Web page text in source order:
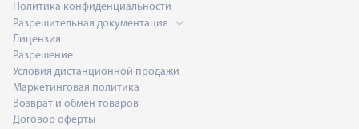
Политика конфиденциальности
Разрешительная документация
Лицензия
Разрешение
Условия дистанционной продажи
Маркетинговая политика
Возврат и обмен товаров
Договор оферты